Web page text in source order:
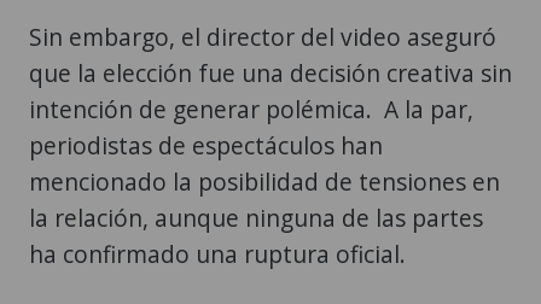
Sin embargo, el director del video aseguró
que la elección fue una decisión creativa sin
intención de generar polémica. A la par,
periodistas de espectáculos han
mencionado la posibilidad de tensiones en
la relación, aunque ninguna de las partes
ha confirmado una ruptura oficial.